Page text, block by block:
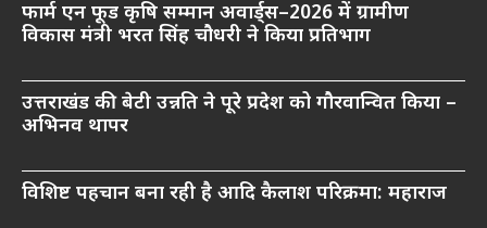
फार्म एन फूड कृषि सम्मान अवार्ड्स–2026 में ग्रामीण
विकास मंत्री भरत सिंह चौधरी ने किया प्रतिभाग
उत्तराखंड की बेटी उन्नति ने पूरे प्रदेश को गौरवान्वित किया –
अभिनव थापर
विशिष्ट पहचान बना रही है आदि कैलाश परिक्रमा: महाराज